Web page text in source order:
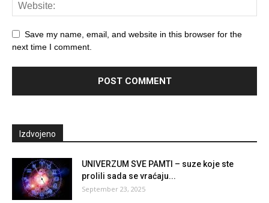
Save my name, email, and website in this browser for the
next time I comment.
Izdvojeno
UNIVERZUM SVE PAMTI – suze koje ste
prolili sada se vraćaju...
September 23, 2025